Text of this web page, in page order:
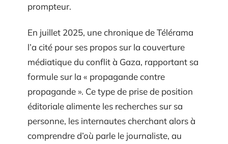
prompteur.
En juillet 2025, une chronique de Télérama
l’a cité pour ses propos sur la couverture
médiatique du conflit à Gaza, rapportant sa
formule sur la « propagande contre
propagande ». Ce type de prise de position
éditoriale alimente les recherches sur sa
personne, les internautes cherchant alors à
comprendre d’où parle le journaliste, au